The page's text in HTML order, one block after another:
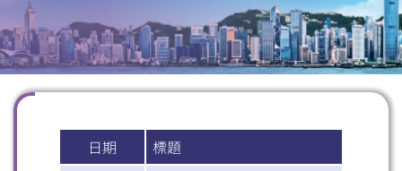
日期 標題